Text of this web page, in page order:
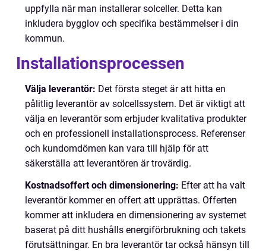
uppfylla när man installerar solceller. Detta kan
inkludera bygglov och specifika bestämmelser i din
kommun.
Installationsprocessen
Välja leverantör: Det första steget är att hitta en
pålitlig leverantör av solcellssystem. Det är viktigt att
välja en leverantör som erbjuder kvalitativa produkter
och en professionell installationsprocess. Referenser
och kundomdömen kan vara till hjälp för att
säkerställa att leverantören är trovärdig.
Kostnadsoffert och dimensionering: Efter att ha valt
leverantör kommer en offert att upprättas. Offerten
kommer att inkludera en dimensionering av systemet
baserat på ditt hushålls energiförbrukning och takets
förutsättningar. En bra leverantör tar också hänsyn till